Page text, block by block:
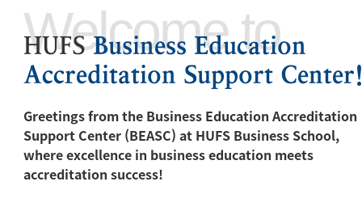
센터장 인사말
Welcome to
HUFSBusiness Education
Accreditation Support
Greetings from the Business Education Accreditation
Support Center (BEASC) at HUFS Business School,
where excellence in business education meets
accreditation success!